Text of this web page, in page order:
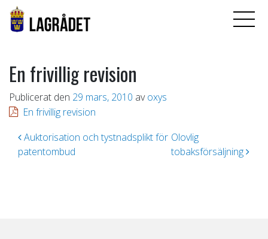
En frivillig revision
Publicerat den 29 mars, 2010 av oxys
En frivillig revision
Inläggsnavigering
Auktorisation och tystnadsplikt för
patentombud
Olovlig
tobaksförsäljning